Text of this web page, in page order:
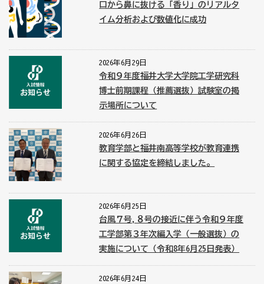
口から鼻に抜ける「香り」のリアルタ
イム分析および数値化に成功
2026年6月29日
令和９年度福井大学大学院工学研究科
博士前期課程（推薦選抜）試験室の掲
示場所について
2026年6月26日
教育学部と福井南高等学校が教育連携
に関する協定を締結しました。
2026年6月25日
台風７号,８号の接近に伴う令和９年度
工学部第３年次編入学（一般選抜）の
実施について（令和8年6月25日発表）
2026年6月24日